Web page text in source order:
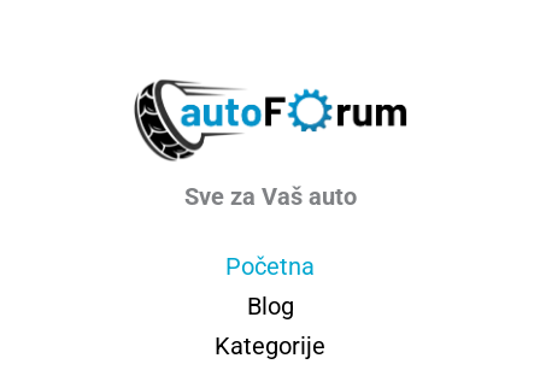
Sve za Vaš auto
Početna
Blog
Kategorije